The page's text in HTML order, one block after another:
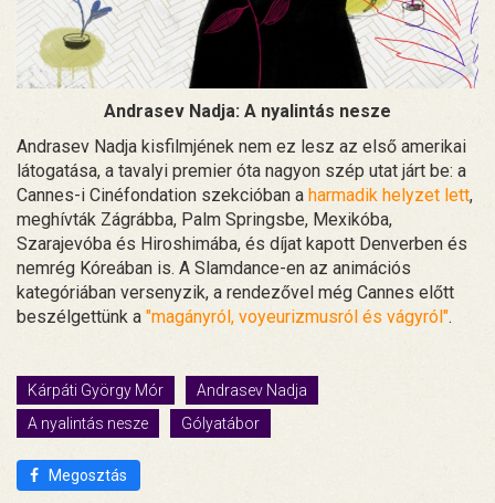
Andrasev Nadja: A nyalintás nesze
Andrasev Nadja kisfilmjének nem ez lesz az első amerikai
látogatása, a tavalyi premier óta nagyon szép utat járt be: a
Cannes-i Cinéfondation szekcióban a harmadik helyzet lett,
meghívták Zágrábba, Palm Springsbe, Mexikóba,
Szarajevóba és Hiroshimába, és díjat kapott Denverben és
nemrég Kóreában is. A Slamdance-en az animációs
kategóriában versenyzik, a rendezővel még Cannes előtt
beszélgettünk a "magányról, voyeurizmusról és vágyról".
Kárpáti György Mór
Andrasev Nadja
A nyalintás nesze
Gólyatábor
Megosztás